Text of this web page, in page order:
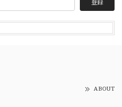
登録
ABOUT